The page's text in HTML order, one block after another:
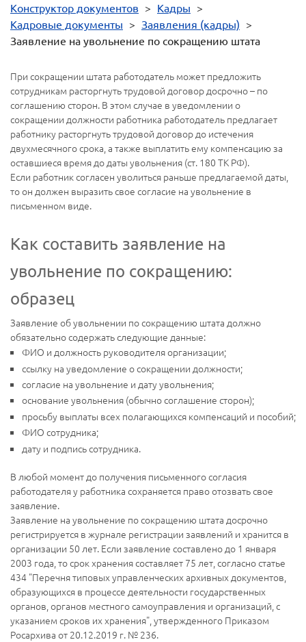
Конструктор документов > Кадры >
Кадровые документы > Заявления (кадры) >
Заявление на увольнение по сокращению штата
При сокращении штата работодатель может предложить
сотрудникам расторгнуть трудовой договор досрочно – по
соглашению сторон. В этом случае в уведомлении о
сокращении должности работника работодатель предлагает
работнику расторгнуть трудовой договор до истечения
двухмесячного срока, а также выплатить ему компенсацию за
оставшиеся время до даты увольнения (ст. 180 ТК РФ).
Если работник согласен уволиться раньше предлагаемой даты,
то он должен выразить свое согласие на увольнение в
письменном виде.
Как составить заявление на
увольнение по сокращению:
образец
Заявление об увольнении по сокращению штата должно
обязательно содержать следующие данные:
ФИО и должность руководителя организации;
ссылку на уведомление о сокращении должности;
согласие на увольнение и дату увольнения;
основание увольнения (обычно соглашение сторон);
просьбу выплаты всех полагающихся компенсаций и пособий;
ФИО сотрудника;
дату и подпись сотрудника.
В любой момент до получения письменного согласия
работодателя у работника сохраняется право отозвать свое
заявление.
Заявление на увольнение по сокращению штата досрочно
регистрируется в журнале регистрации заявлений и хранится в
организации 50 лет. Если заявление составлено до 1 января
2003 года, то срок хранения составляет 75 лет, согласно статье
434 "Перечня типовых управленческих архивных документов,
образующихся в процессе деятельности государственных
органов, органов местного самоуправления и организаций, с
указанием сроков их хранения", утвержденного Приказом
Росархива от 20.12.2019 г. № 236.